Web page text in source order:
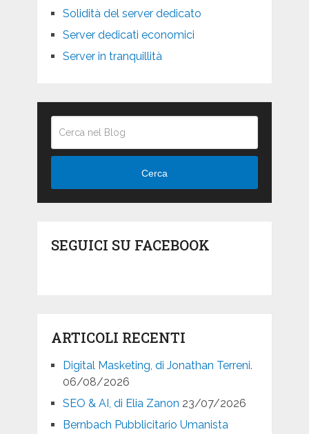
Solidità del server dedicato
Server dedicati economici
Server in tranquillità
Cerca
SEGUICI SU FACEBOOK
ARTICOLI RECENTI
Digital Masketing, di Jonathan Terreni.
06/08/2026
SEO & AI, di Elia Zanon 23/07/2026
Bernbach Pubblicitario Umanista